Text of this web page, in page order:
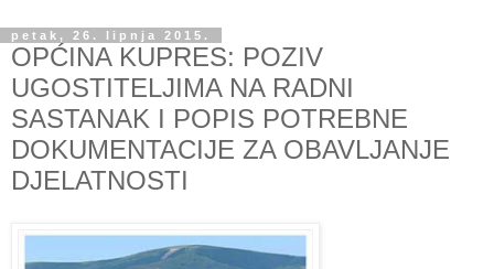
petak, 26. lipnja 2015.
OPĆINA KUPRES: POZIV
UGOSTITELJIMA NA RADNI
SASTANAK I POPIS POTREBNE
DOKUMENTACIJE ZA OBAVLJANJE
DJELATNOSTI